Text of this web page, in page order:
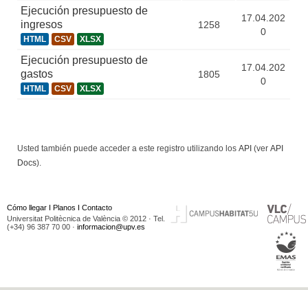
Ejecución presupuesto de
ingresos
HTML CSV XLSX
1258
17.04.202
0
Ejecución presupuesto de
gastos
HTML CSV XLSX
1805
17.04.202
0
Usted también puede acceder a este registro utilizando los API (ver API
Docs).
Cómo llegar I Planos I Contacto
Universitat Politècnica de València © 2012 · Tel.
(+34) 96 387 70 00 · informacion@upv.es